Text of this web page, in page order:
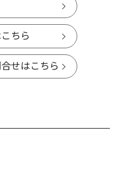
ちら
せはこちら